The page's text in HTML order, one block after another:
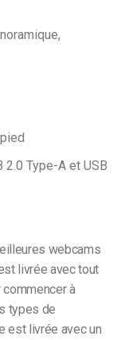
2.0 Type-A et USB
webcams
livrée avec tout
à
types de
est livrée avec un